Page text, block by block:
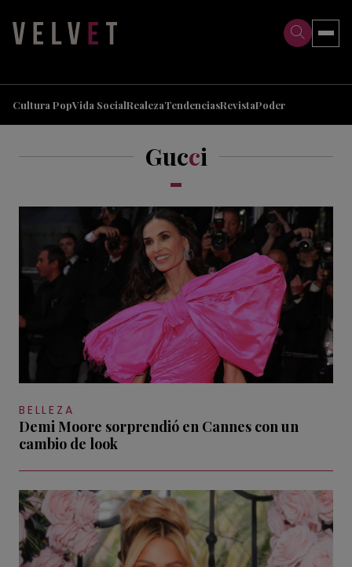
Cultura PopVida SocialRealezaTendenciasRevistaPoder
Gucci
BELLEZA
Demi Moore sorprendió en Cannes con un
cambio de look